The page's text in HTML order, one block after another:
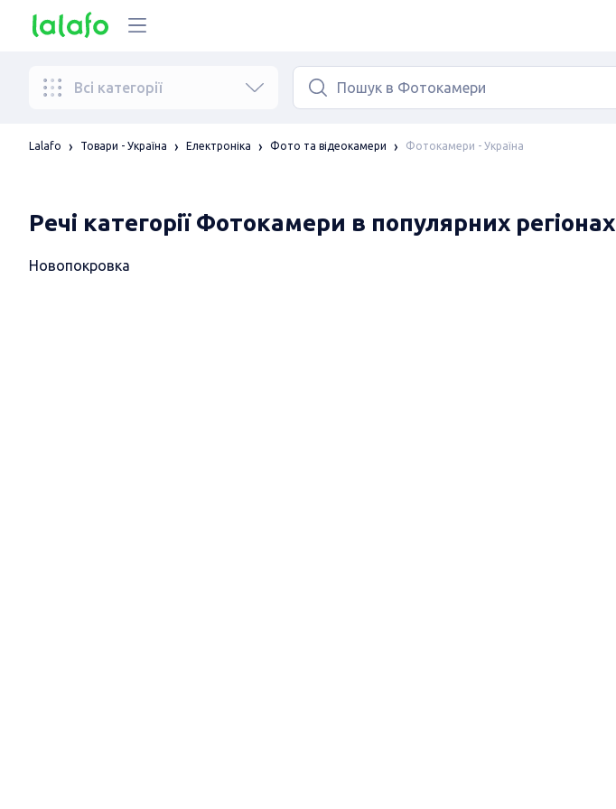
Всі категорії
Lalafo Товари - Україна Електроніка Фото та відеокамери Фотокамери - Україна
Речі категорії Фотокамери в популярних регіонах
Новопокровка